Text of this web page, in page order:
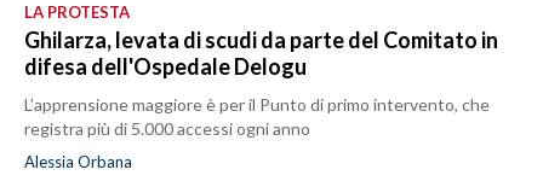
LA PROTESTA
Ghilarza, levata di scudi da parte del Comitato in
difesa dell'Ospedale Delogu
L’apprensione maggiore è per il Punto di primo intervento, che
registra più di 5.000 accessi ogni anno
Alessia Orbana